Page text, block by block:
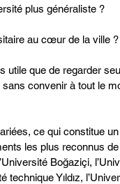
plus généraliste ?
au cœur de la ville ?
utile que de regarder
convenir à tout le
ce qui constitue
les plus reconnus
Boğaziçi,
technique Yıldız,